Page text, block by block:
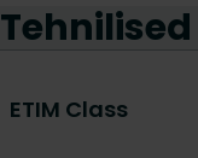
ETIM Class